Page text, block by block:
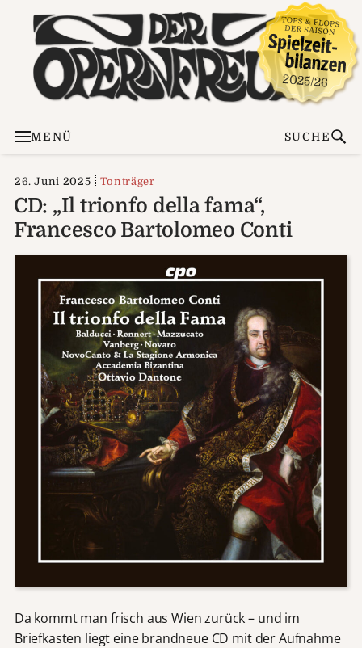
MENÜ SUCHE
26. Juni 2025 Tonträger
CD: „Il trionfo della fama“,
Francesco Bartolomeo Conti
Da kommt man frisch aus Wien zurück – und im
Briefkasten liegt eine brandneue CD mit der Aufnahme